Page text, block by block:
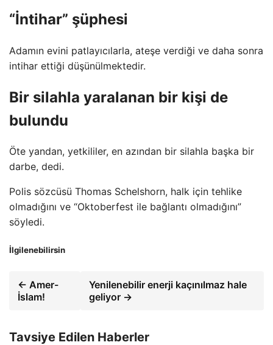
“İntihar” şüphesi
Adamın evini patlayıcılarla, ateşe verdiği ve daha sonra
intihar ettiği düşünülmektedir.
Bir silahla yaralanan bir kişi de
bulundu
Öte yandan, yetkililer, en azından bir silahla başka bir
darbe, dedi.
Polis sözcüsü Thomas Schelshorn, halk için tehlike
olmadığını ve “Oktoberfest ile bağlantı olmadığını”
söyledi.
İlgilenebilirsin
← Amer-
İslam!
Yenilenebilir enerji kaçınılmaz hale
geliyor →
Tavsiye Edilen Haberler